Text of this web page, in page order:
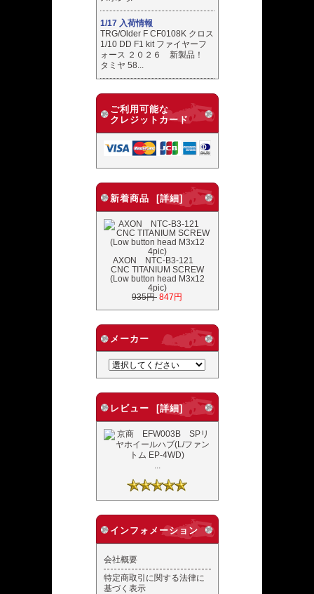
1/17 入荷情報
TRG/Older F CF0108K クロス
1/10 DD F1 kit ファイヤーフ
ォース ２０２６ 新製品！
タミヤ 58...
ご利用可能な
クレジットカード
新着商品 [詳細]
AXON NTC-B3-121
CNC TITANIUM SCREW
(Low button head M3x12
4pic)
935円 847円
メーカー
レビュー [詳細]
インフォメーション
会社概要
特定商取引に関する法律に
基づく表示